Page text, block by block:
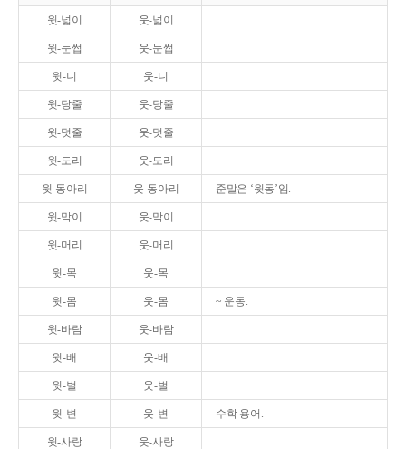
윗-넓이 웃-넓이
윗-눈썹 웃-눈썹
윗-니 웃-니
윗-당줄 웃-당줄
윗-덧줄 웃-덧줄
윗-도리 웃-도리
윗-동아리 웃-동아리 준말은 ‘윗동’임.
윗-막이 웃-막이
윗-머리 웃-머리
윗-목 웃-목
윗-몸 웃-몸 ~ 운동.
윗-바람 웃-바람
윗-배 웃-배
윗-벌 웃-벌
윗-변 웃-변 수학 용어.
윗-사랑 웃-사랑